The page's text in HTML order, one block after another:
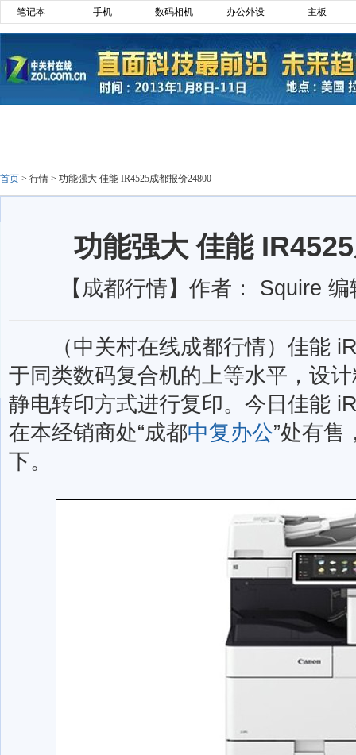
笔记本 手机 数码相机 办公外设 主板
首页 > 行情 > 功能强大 佳能 IR4525成都报价24800
功能强大 佳能
【成都行情】作者： Squire
（中关村在线成都行情）佳能
于同类数码复合机的上等水平，设
静电转印方式进行复印。今日佳能
在本经销商处“成都中复办公”处有售
下。